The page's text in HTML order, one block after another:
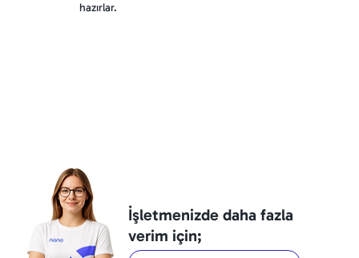
hazırlar.
İşletmenizde daha fazla
verim için;